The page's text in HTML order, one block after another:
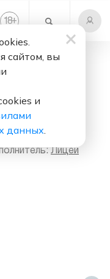
18+
бесплатно
Лицей
сайтом, вы
и
данных.